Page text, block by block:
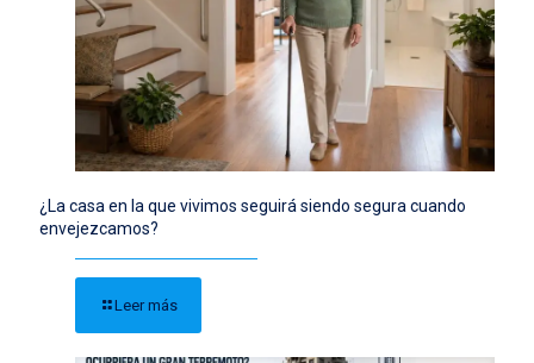
¿La casa en la que vivimos seguirá siendo segura cuando
envejezcamos?
Leer más